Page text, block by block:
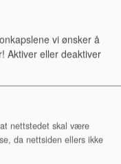
JACK
VINKEL
vi ønsker å
Aktiver eller deaktiver
nettstedet skal være
da nettsiden ellers ikke